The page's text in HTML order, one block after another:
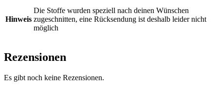
Hinweis
Die Stoffe wurden speziell nach deinen Wünschen
zugeschnitten, eine Rücksendung ist deshalb leider nicht
möglich
Rezensionen
Es gibt noch keine Rezensionen.